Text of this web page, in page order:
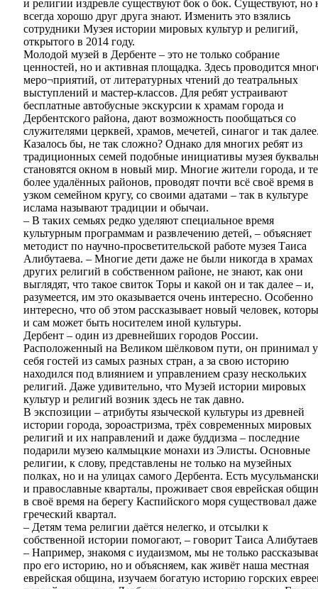
и религии издревле существуют бок о бок. Существуют, но
всегда хорошо друг друга знают. Изменить это взялись
сотрудники Музея истории мировых культур и религий,
открытого в 2014 году.
Молодой музей в Дербенте – это не только собрание
ценностей, но и активная площадка. Здесь проводится
меро¬приятий, от литературных чтений до театральных
выступлений и мастер-классов. Для ребят устраивают
бесплатные автобусные экскурсии к храмам города и
Дербентского района, дают возможность пообщаться со
служителями церквей, храмов, мечетей, синагог и так
Казалось бы, не так сложно? Однако для многих ребят из
традиционных семей подобные инициативы музея
становятся окном в новый мир. Многие жители города, и
более удалённых районов, проводят почти всё своё время в
узком семейном кругу, со своими адатами – так в культуре
ислама называют традиции и обычаи.
– В таких семьях редко уделяют специальное время
культурным программам и развлечению детей, – объясняет
методист по научно-просветительской работе музея Таиса
Алибутаева. – Многие дети даже не были никогда в храмах
других религий в собственном районе, не знают, как они
выглядят, что такое свиток Торы и какой он и так далее – и,
разумеется, им это оказывается очень интересно. Особенно
интересно, что об этом рассказывает новый человек,
и сам может быть носителем иной культуры.
Дербент – один из древнейших городов России.
Расположенный на Великом шёлковом пути, он принимал у
себя гостей из самых разных стран, а за свою историю
находился под влиянием и управлением сразу нескольких
религий. Даже удивительно, что Музей истории мировых
культур и религий возник здесь не так давно.
В экспозиции – атрибуты языческой культуры из древней
истории города, зороастризма, трёх современных мировых
религий и их направлений и даже буддизма – последние
подарили музею калмыцкие монахи из Элисты. Основные
религии, к слову, представлены не только на музейных
полках, но и на улицах самого Дербента. Есть
и православные кварталы, проживает своя еврейская
в своё время на берегу Каспийского моря существовал даже
греческий квартал.
– Детям тема религии даётся нелегко, и отсылки к
собственной истории помогают, – говорит Таиса
– Например, знакомя с иудаизмом, мы не только
про его историю, но и объясняем, как живёт наша местная
еврейская община, изучаем богатую историю горских